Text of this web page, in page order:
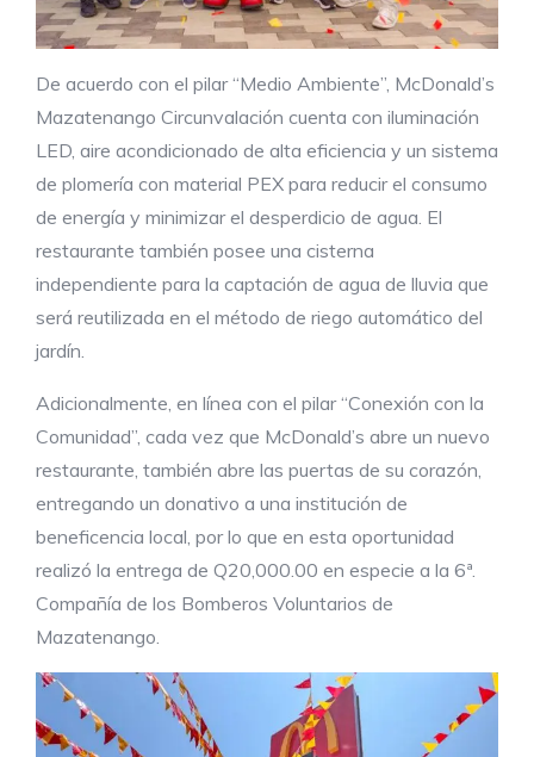
De acuerdo con el pilar “Medio Ambiente”, McDonald’s
Mazatenango Circunvalación cuenta con iluminación
LED, aire acondicionado de alta eficiencia y un sistema
de plomería con material PEX para reducir el consumo
de energía y minimizar el desperdicio de agua. El
restaurante también posee una cisterna
independiente para la captación de agua de lluvia que
será reutilizada en el método de riego automático del
jardín.
Adicionalmente, en línea con el pilar “Conexión con la
Comunidad”, cada vez que McDonald’s abre un nuevo
restaurante, también abre las puertas de su corazón,
entregando un donativo a una institución de
beneficencia local, por lo que en esta oportunidad
realizó la entrega de Q20,000.00 en especie a la 6ª.
Compañía de los Bomberos Voluntarios de
Mazatenango.